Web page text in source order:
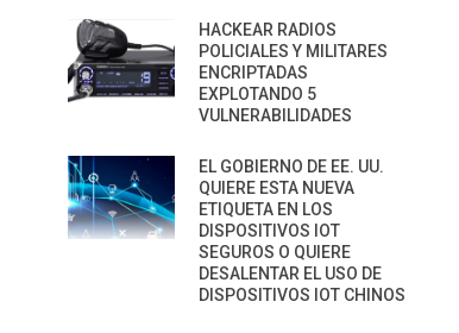
HACKEAR RADIOS
POLICIALES Y MILITARES
ENCRIPTADAS
EXPLOTANDO 5
VULNERABILIDADES
EL GOBIERNO DE EE. UU.
QUIERE ESTA NUEVA
ETIQUETA EN LOS
DISPOSITIVOS IOT
SEGUROS O QUIERE
DESALENTAR EL USO DE
DISPOSITIVOS IOT CHINOS